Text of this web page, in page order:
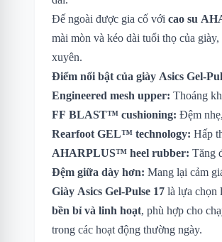
Đế ngoài được gia cố với cao su
mài mòn và kéo dài tuổi thọ của
xuyên.
Điểm nổi bật của giày Asics Gel-
Engineered mesh upper: Thoáng
FF BLAST™ cushioning: Đệm
Rearfoot GEL™ technology: Hấp
AHARPLUS™ heel rubber: Tăng
Đệm giữa dày hơn: Mang lại cảm
Giày Asics Gel-Pulse 17 là lựa chọn
bền bỉ và linh hoạt, phù hợp cho
trong các hoạt động thường ngày.